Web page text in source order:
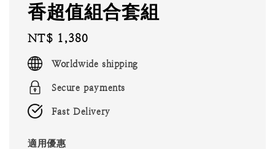
香超值組合套組
Regular
price
NT$ 1,380
Worldwide shipping
Secure payments
Fast Delivery
適用優惠